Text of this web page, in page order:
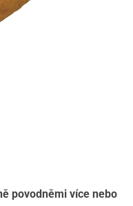
povodněmi více nebo